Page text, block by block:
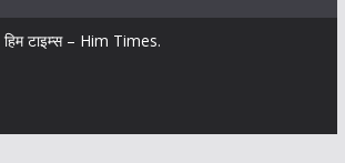
हिम टाइम्स – Him Times.